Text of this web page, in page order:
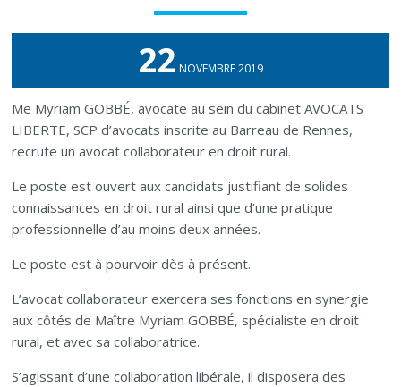
22 NOVEMBRE 2019
Me Myriam GOBBÉ, avocate au sein du cabinet AVOCATS
LIBERTE, SCP d’avocats inscrite au Barreau de Rennes,
recrute un avocat collaborateur en droit rural.
Le poste est ouvert aux candidats justifiant de solides
connaissances en droit rural ainsi que d’une pratique
professionnelle d’au moins deux années.
Le poste est à pourvoir dès à présent.
L’avocat collaborateur exercera ses fonctions en synergie
aux côtés de Maître Myriam GOBBÉ, spécialiste en droit
rural, et avec sa collaboratrice.
S’agissant d’une collaboration libérale, il disposera des